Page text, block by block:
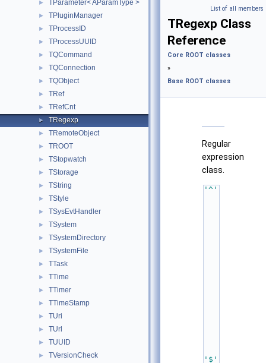
► TParameter< AParamType >
► TPluginManager
► TProcessID
► TProcessUUID
► TQCommand
► TQConnection
► TQObject
► TRef
► TRefCnt
► TRegexp
► TRemoteObject
► TROOT
► TStopwatch
► TStorage
► TString
► TStyle
► TSysEvtHandler
► TSystem
► TSystemDirectory
► TSystemFile
► TTask
► TTime
► TTimer
► TTimeStamp
► TUri
► TUrl
► TUUID
► TVersionCheck
List of all members
TRegexp Class
Reference
Core ROOT classes
»
Base ROOT classes
Regular
expression
class.
'^'
'$'